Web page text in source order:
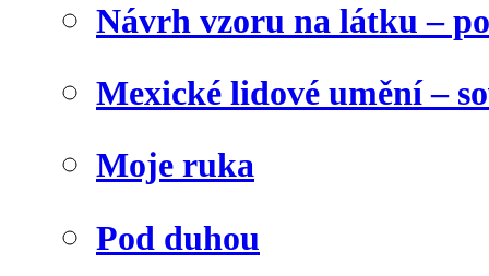
Návrh vzoru na látku –
Mexické lidové umění –
Moje ruka
Pod duhou